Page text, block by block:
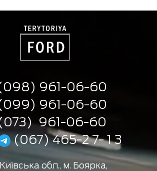
961-06-60
961-06-60
961-06-60
(067) 465-2 7- 1 3
Київська обл., м. Боярка,